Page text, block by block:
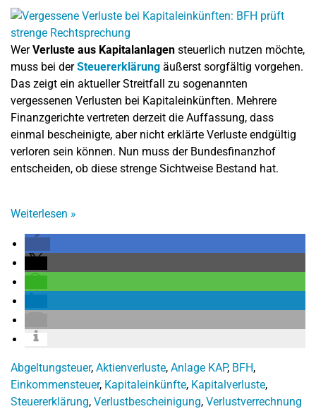
WerVerluste aus Kapitalanlagen steuerlich nutzen möchte,
muss bei derSteuererklärung äußerst sorgfältig vorgehen.
Das zeigt ein aktueller Streitfall zu sogenannten
vergessenen Verlusten bei Kapitaleinkünften. Mehrere
Finanzgerichte vertreten derzeit die Auffassung, dass
einmal bescheinigte, aber nicht erklärte Verluste endgültig
verloren sein können. Nun muss der Bundesfinanzhof
entscheiden, ob diese strenge Sichtweise Bestand hat.
Weiterlesen »
Abgeltungsteuer, Aktienverluste, Anlage KAP, BFH,
Einkommensteuer, Kapitaleinkünfte, Kapitalverluste,
Steuererklärung, Verlustbescheinigung, Verlustverrechnung